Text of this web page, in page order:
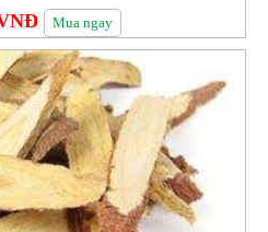
Mua ngay